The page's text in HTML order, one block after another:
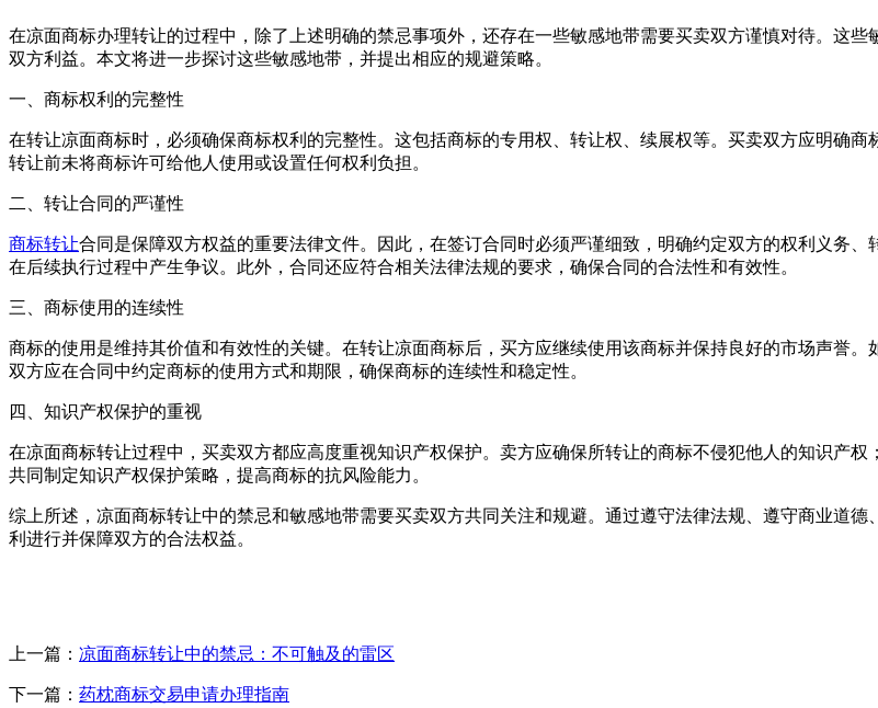
在凉面商标办理转让的过程中，除了上述明确的禁忌事项外，还存在一些敏感地带需要买卖双方谨慎对待。这
双方利益。本文将进一步探讨这些敏感地带，并提出相应的规避策略。
一、商标权利的完整性
在转让凉面商标时，必须确保商标权利的完整性。这包括商标的专用权、转让权、续展权等。买卖双方应明确
转让前未将商标许可给他人使用或设置任何权利负担。
二、转让合同的严谨性
商标转让合同是保障双方权益的重要法律文件。因此，在签订合同时必须严谨细致，明确约定双方的权利义务
在后续执行过程中产生争议。此外，合同还应符合相关法律法规的要求，确保合同的合法性和有效性。
三、商标使用的连续性
商标的使用是维持其价值和有效性的关键。在转让凉面商标后，买方应继续使用该商标并保持良好的市场声誉
双方应在合同中约定商标的使用方式和期限，确保商标的连续性和稳定性。
四、知识产权保护的重视
在凉面商标转让过程中，买卖双方都应高度重视知识产权保护。卖方应确保所转让的商标不侵犯他人的知识产
共同制定知识产权保护策略，提高商标的抗风险能力。
综上所述，凉面商标转让中的禁忌和敏感地带需要买卖双方共同关注和规避。通过遵守法律法规、遵守商业道
利进行并保障双方的合法权益。
上一篇： 凉面商标转让中的禁忌：不可触及的雷区
下一篇： 药枕商标交易申请办理指南